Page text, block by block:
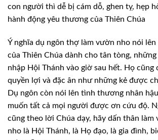
con người thì dễ bị cám dỗ, ghen tỵ, hẹp
hành động yêu thương của Thiên Chúa
Ý nghĩa dụ ngôn thợ làm vườn nho nói lên
của Thiên Chúa dành cho tân tòng,
nhập Hội Thánh vào giờ sau hết. Họ
quyền lợi và đặc ân như những kẻ được
Dụ ngôn còn nói lên tình thương nhân
muốn tất cả mọi người được ơn cứu độ.
cũng theo lời Chúa dạy, hãy dấn thân làm
nho là Hội Thánh, là Họ đạo, là gia đình,